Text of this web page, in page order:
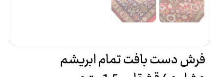
فرش دست بافت تمام ابریشم